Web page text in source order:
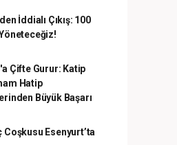
İddialı Çıkış: 100
Çifte Gurur: Katip
Hatip
Büyük Başarı
Coşkusu Esenyurt’ta